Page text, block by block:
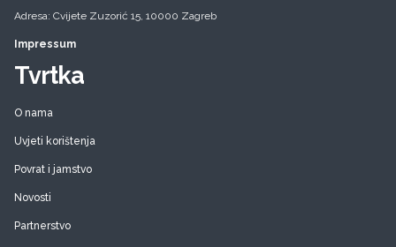
Adresa: Cvijete Zuzorić 15, 10000 Zagreb
Impressum
Tvrtka
O nama
Uvjeti korištenja
Povrat i jamstvo
Novosti
Partnerstvo